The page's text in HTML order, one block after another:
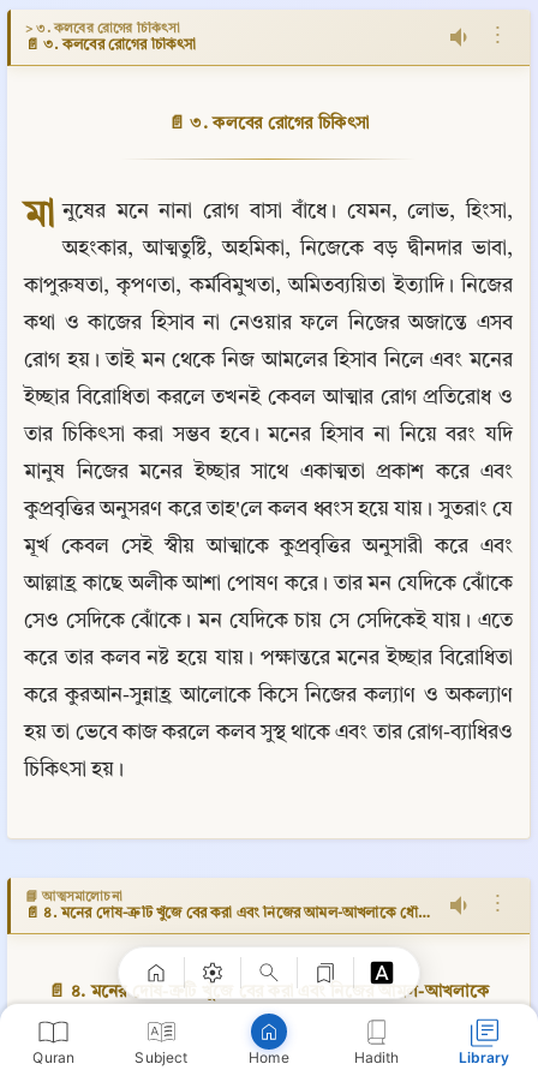
Quran Subject Home Hadith Library
> ৩. কলবের রোগের চিকিৎসা
📄 ৩. কলবের রোগের চিকিৎসা ⋮
📄 ৩. কলবের রোগের চিকিৎসা
মা নুষের মনে নানা রোগ বাসা বাঁধে। যেমন, লোভ, হিংসা,
অহংকার, আত্মতুষ্টি, অহমিকা, নিজেকে বড় দ্বীনদার ভাবা,
কাপুরুষতা, কৃপণতা, কর্মবিমুখতা, অমিতব্যয়িতা ইত্যাদি। নিজের
কথা ও কাজের হিসাব না নেওয়ার ফলে নিজের অজান্তে এসব
রোগ হয়। তাই মন থেকে নিজ আমলের হিসাব নিলে এবং মনের
ইচ্ছার বিরোধিতা করলে তখনই কেবল আত্মার রোগ প্রতিরোধ ও
তার চিকিৎসা করা সম্ভব হবে। মনের হিসাব না নিয়ে বরং যদি
মানুষ নিজের মনের ইচ্ছার সাথে একাত্মতা প্রকাশ করে এবং
কুপ্রবৃত্তির অনুসরণ করে তাহ'লে কলব ধ্বংস হয়ে যায়। সুতরাং যে
মূর্খ কেবল সেই স্বীয় আত্মাকে কুপ্রবৃত্তির অনুসারী করে এবং
আল্লাহ্র কাছে অলীক আশা পোষণ করে। তার মন যেদিকে ঝোঁকে
সেও সেদিকে ঝোঁকে। মন যেদিকে চায় সে সেদিকেই যায়। এতে
করে তার কলব নষ্ট হয়ে যায়। পক্ষান্তরে মনের ইচ্ছার বিরোধিতা
করে কুরআন-সুন্নাহ্র আলোকে কিসে নিজের কল্যাণ ও অকল্যাণ
হয় তা ভেবে কাজ করলে কলব সুস্থ থাকে এবং তার রোগ-ব্যাধিরও
চিকিৎসা হয়।
📘 আত্মসমালোচনা
📄 ৪. মনের দোষ-ত্রুটি খুঁজে বের করা এবং নিজের আমল-আখলাকে ধোঁকার শিকার না হওয়া ⋮
📄 ৪. মনের দোষ-ত্রুটি খুঁজে বের করা এবং নিজের আমল-আখলাকে
ধোঁকার শিকার না হওয়া